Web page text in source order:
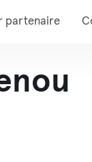
partenaire